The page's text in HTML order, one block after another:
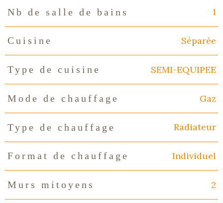
Nb de salle de bains 1
Cuisine Séparée
Type de cuisine SEMI-EQUIPEE
Mode de chauffage Gaz
Type de chauffage Radiateur
Format de chauffage Individuel
Murs mitoyens 2